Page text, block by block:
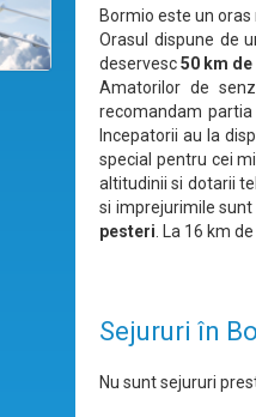
Bormio este un
Orasul dispune de
deservesc50 km
Amatorilor de
recomandam
Incepatorii au la
special pentru cei
altitudinii si dotarii
si imprejurimile
pesteri . La 16 km
Sejururi în
Nu sunt sejururi